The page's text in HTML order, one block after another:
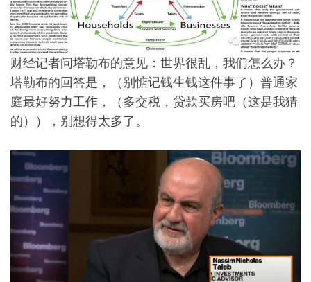
财经记者问塔勒布的意见：世界很乱，我们怎么办？
塔勒布的回答是，（别惦记钱生钱这件事了）普通家
庭最好努力工作，（多交税，贷款买房吧（这是我猜
的）），别想得太多了。